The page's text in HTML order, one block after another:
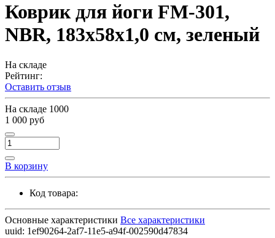
Коврик для йоги FM-301,
NBR, 183x58x1,0 см, зеленый
На складе
Рейтинг:
Оставить отзыв
На складе 1000
1 000 руб
В корзину
Код товара:
Основные характеристики Все характеристики
uuid: 1ef90264-2af7-11e5-a94f-002590d47834